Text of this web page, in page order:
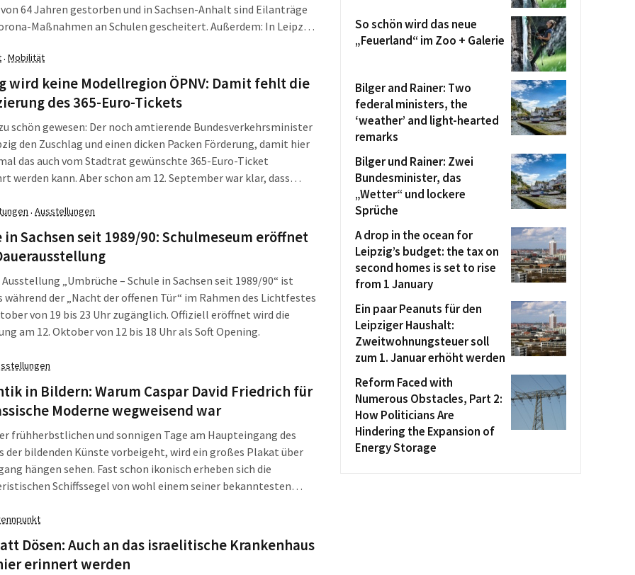
64 Jahren gestorben und in Sachsen-Anhalt sind Eilanträge
Maßnahmen an Schulen gescheitert. Außerdem: In Leipzig
erinnert. Die LZ fasst zusammen, was am Freitag, dem 8.
in Leipzig, Sachsen und darüber hinaus wichtig war.
· Mobilität
wird keine Modellregion ÖPNV: Damit fehlt die
des 365-Euro-Tickets
schön gewesen: Der noch amtierende Bundesverkehrsminister
den Zuschlag und einen dicken Packen Förderung, damit hier
das auch vom Stadtrat gewünschte 365-Euro-Ticket
werden kann. Aber schon am 12. September war klar, dass
Euro. Aber auch nicht für ein 365-Euro-Ticket.
· Ausstellungen
in Sachsen seit 1989/90: Schulmeseum eröffnet
Ausstellung „Umbrüche – Schule in Sachsen seit 1989/90“ ist
der „Nacht der offenen Tür“ im Rahmen des Lichtfestes
von 19 bis 23 Uhr zugänglich. Offiziell eröffnet wird die
am 12. Oktober von 12 bis 18 Uhr als Soft Opening.
in Bildern: Warum Caspar David Friedrich für
Moderne wegweisend war
frühherbstlichen und sonnigen Tage am Haupteingang des
der bildenden Künste vorbeigeht, wird ein großes Plakat über
hängen sehen. Fast schon ikonisch erheben sich die
Schiffssegel von wohl einem seiner bekanntesten
jeder. In Leipzig v. a. dieses Gemälde, weil es zum
der dortigen Sammlungen gehört.
Dösen: Auch an das israelitische Krankenhaus
erinnert werden
So schön wird das neue
„Feuerland“ im Zoo + Galerie
Bilger and Rainer: Two
federal ministers, the
‘weather’ and light-hearted
remarks
Bilger und Rainer: Zwei
Bundesminister, das
„Wetter“ und lockere
Sprüche
A drop in the ocean for
Leipzig’s budget: the tax on
second homes is set to rise
from 1 January
Ein paar Peanuts für den
Leipziger Haushalt:
Zweitwohnungsteuer soll
zum 1. Januar erhöht werden
Reform Faced with
Numerous Obstacles, Part 2:
How Politicians Are
Hindering the Expansion of
Energy Storage